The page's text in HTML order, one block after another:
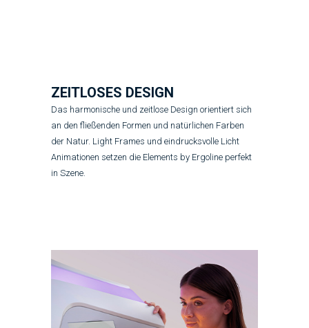
ZEITLOSES DESIGN
Das harmonische und zeitlose Design orientiert sich
an den fließenden Formen und natürlichen Farben
der Natur. Light Frames und eindrucksvolle Licht
Animationen setzen die Elements by Ergoline perfekt
in Szene.